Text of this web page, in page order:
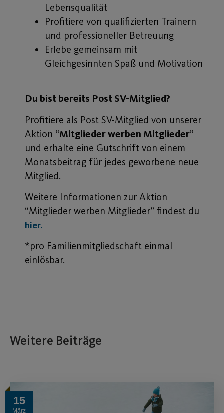
Lebensqualität
Profitiere von qualifizierten Trainern
und professioneller Betreuung
Erlebe gemeinsam mit
Gleichgesinnten Spaß und Motivation
Du bist bereits Post SV-Mitglied?
Profitiere als Post SV-Mitglied von unserer
Aktion “Mitglieder werben Mitglieder”
und erhalte eine Gutschrift von einem
Monatsbeitrag für jedes geworbene neue
Mitglied.
Weitere Informationen zur Aktion
“Mitglieder werben Mitglieder” findest du
hier.
*pro Familienmitgliedschaft einmal
einlösbar.
Weitere Beiträge
15
März